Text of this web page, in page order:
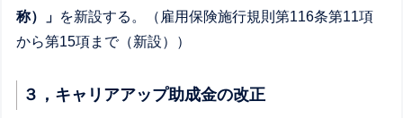
称）」 を新設する。（雇用保険施行規則第116条第11項
から第15項まで（新設））
３，キャリアアップ助成金の改正